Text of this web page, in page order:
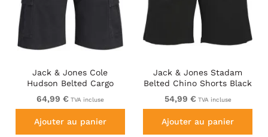
Jack & Jones Cole
Hudson Belted Cargo
Shorts Black
64,99 € TVA incluse
Ajouter au panier
Jack & Jones Stadam
Belted Chino Shorts Black
54,99 € TVA incluse
Ajouter au panier